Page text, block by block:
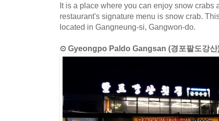
It is a place where you can enjoy snow crabs
restaurant's signature menu is snow crab.
located in Gangneung-si, Gangwon-do.
⊙ Gyeongpo Paldo Gangsan (경포팔도강산